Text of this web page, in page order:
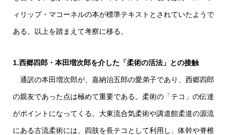
ィリップ・マコーネルの本が標準テキストとされていたようで
ある。以上を踏まえて考察に移る。
1.西郷四郎・本田増次郎を介した「柔術の活法」との接触
通訳の本田増次郎が、嘉納治五郎の愛弟子であり、西郷四郎
の親友であった点は極めて重要である。柔術の「テコ」の伝達
がポイントになってくる。大東流合気柔術や講道館柔道の源流
にある古流柔術には、四肢を長テコとして利用し、体幹や脊椎